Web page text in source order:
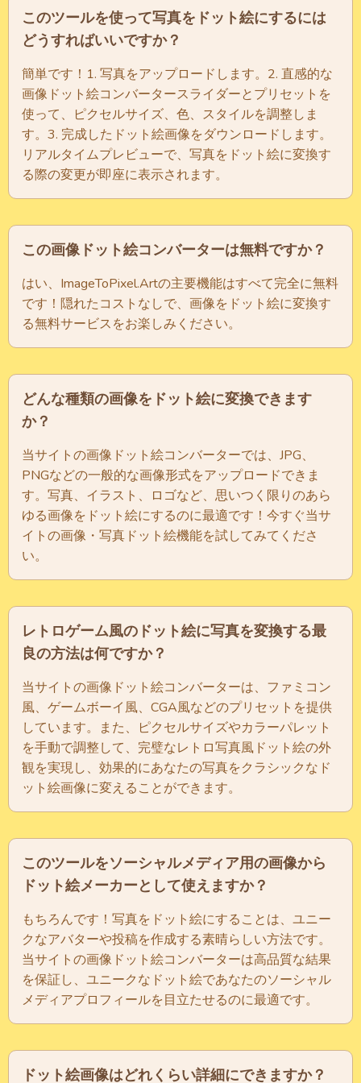
このツールを使って写真をドット絵にするには
どうすればいいですか？
簡単です！1. 写真をアップロードします。2. 直感的な
画像ドット絵コンバータースライダーとプリセットを
使って、ピクセルサイズ、色、スタイルを調整しま
す。3. 完成したドット絵画像をダウンロードします。
リアルタイムプレビューで、写真をドット絵に変換す
る際の変更が即座に表示されます。
この画像ドット絵コンバーターは無料ですか？
はい、ImageToPixel.Artの主要機能はすべて完全に無料
です！隠れたコストなしで、画像をドット絵に変換す
る無料サービスをお楽しみください。
どんな種類の画像をドット絵に変換できます
か？
当サイトの画像ドット絵コンバーターでは、JPG、
PNGなどの一般的な画像形式をアップロードできま
す。写真、イラスト、ロゴなど、思いつく限りのあら
ゆる画像をドット絵にするのに最適です！今すぐ当サ
イトの画像・写真ドット絵機能を試してみてくださ
い。
レトロゲーム風のドット絵に写真を変換する最
良の方法は何ですか？
当サイトの画像ドット絵コンバーターは、ファミコン
風、ゲームボーイ風、CGA風などのプリセットを提供
しています。また、ピクセルサイズやカラーパレット
を手動で調整して、完璧なレトロ写真風ドット絵の外
観を実現し、効果的にあなたの写真をクラシックなド
ット絵画像に変えることができます。
このツールをソーシャルメディア用の画像から
ドット絵メーカーとして使えますか？
もちろんです！写真をドット絵にすることは、ユニー
クなアバターや投稿を作成する素晴らしい方法です。
当サイトの画像ドット絵コンバーターは高品質な結果
を保証し、ユニークなドット絵であなたのソーシャル
メディアプロフィールを目立たせるのに最適です。
ドット絵画像はどれくらい詳細にできますか？